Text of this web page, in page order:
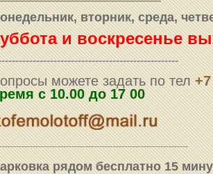
вторник, среда,
и воскресенье
можете задать по тел
с 10.00 до 17 00
рядом бесплатно 15